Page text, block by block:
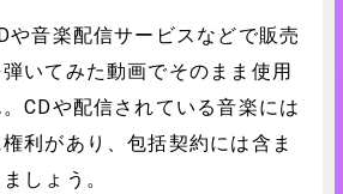
や音楽配信サービスなどで販売
いてみた動画でそのまま使用
CDや配信されている音楽には
利があり、包括契約には含ま
しょう。